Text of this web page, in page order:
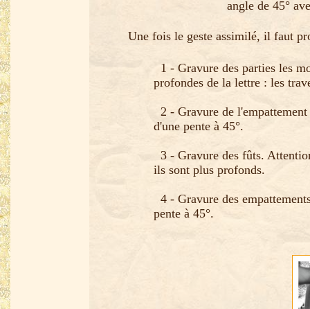
angle de 45°
Une fois le geste assimilé, il faut
1 - Gravure des parties les
profondes de la lettre : les
2 - Gravure de
d'une pente à 45°.
3 - Gravure des fûts.
ils sont plus profonds.
4 - Gravure des
pente à 45°.